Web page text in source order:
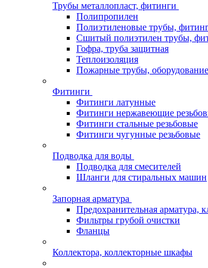
Трубы металлопласт, фитинги
Полипропилен
Полиэтиленовые трубы,
Сшитый полиэтилен трубы,
Гофра, труба защитная
Теплоизоляция
Пожарные трубы, оборудование
Фитинги
Фитинги латунные
Фитинги нержавеющие
Фитинги стальные резьбовые
Фитинги чугунные резьбовые
Подводка для воды
Подводка для смесителей
Шланги для стиральных машин
Запорная арматура
Предохранительная арматура,
Фильтры грубой очистки
Фланцы
Коллектора, коллекторные шкафы